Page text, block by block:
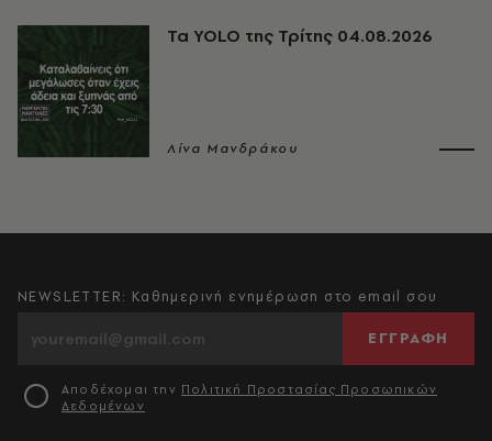
Τα YOLO της Τρίτης 04.08.2026
Λίνα Μανδράκου
NEWSLETTER: Καθημερινή ενημέρωση στο email σου
ΕΓΓΡΑΦΗ
Αποδέχομαι την Πολιτική Προστασίας Προσωπικών
Δεδομένων